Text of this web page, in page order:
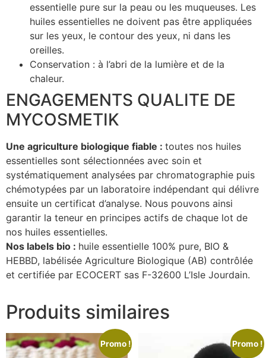
essentielle pure sur la peau ou les muqueuses. Les
huiles essentielles ne doivent pas être appliquées
sur les yeux, le contour des yeux, ni dans les
oreilles.
Conservation : à l’abri de la lumière et de la
chaleur.
ENGAGEMENTS QUALITE DE
MYCOSMETIK
Une agriculture biologique fiable : toutes nos huiles
essentielles sont sélectionnées avec soin et
systématiquement analysées par chromatographie puis
chémotypées par un laboratoire indépendant qui délivre
ensuite un certificat d’analyse. Nous pouvons ainsi
garantir la teneur en principes actifs de chaque lot de
nos huiles essentielles.
Nos labels bio : huile essentielle 100% pure, BIO &
HEBBD, labélisée Agriculture Biologique (AB) contrôlée
et certifiée par ECOCERT sas F-32600 L’Isle Jourdain.
Produits similaires
Promo ! Promo !